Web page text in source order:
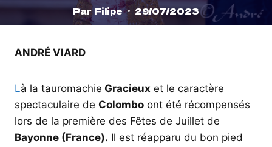
Par Filipe 29/07/2023
ANDRÉ VIARD
Là la tauromachie Gracieux et le caractère
spectaculaire de Colombo ont été récompensés
lors de la première des Fêtes de Juillet de
Bayonne (France). Il est réapparu du bon pied